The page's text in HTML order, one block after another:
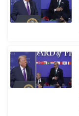
त
वि
ष
ज्ञ
रा
य